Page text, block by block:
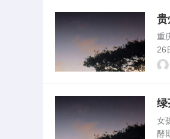
贵
重
26
定
绿
女
酵